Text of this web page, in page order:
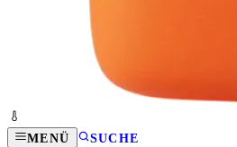
MENÜ SUCHE